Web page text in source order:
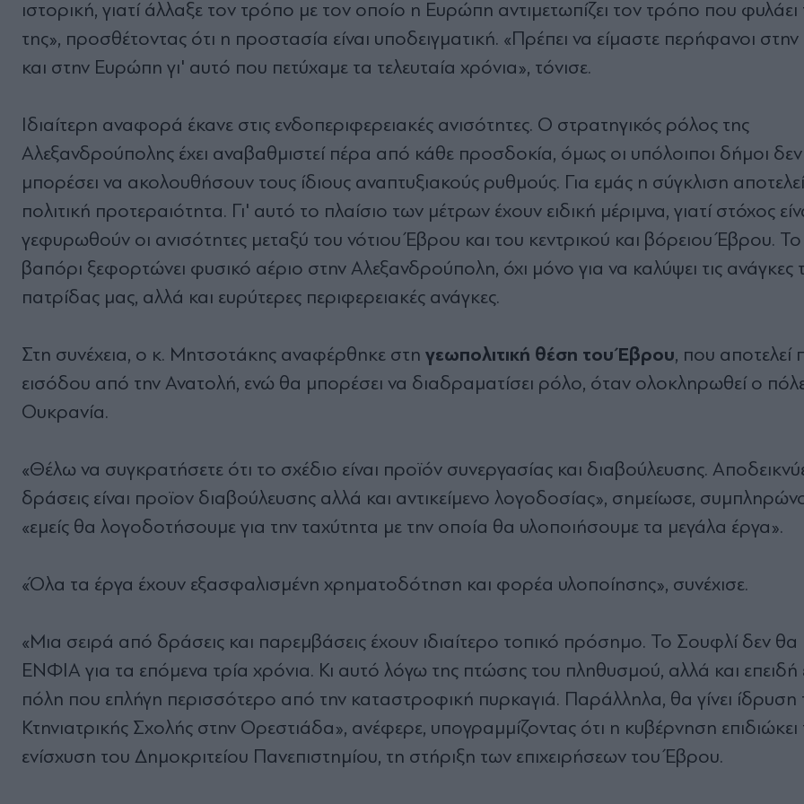
ιστορική, γιατί άλλαξε τον τρόπο με τον οποίο η Ευρώπη αντιμετωπίζει τον τρόπο που
της», προσθέτοντας ότι η προστασία είναι υποδειγματική. «Πρέπει να είμαστε περήφανοι
και στην Ευρώπη γι' αυτό που πετύχαμε τα τελευταία χρόνια», τόνισε.
Ιδιαίτερη αναφορά έκανε στις ενδοπεριφερειακές ανισότητες. Ο στρατηγικός ρόλος της
Αλεξανδρούπολης έχει αναβαθμιστεί πέρα από κάθε προσδοκία, όμως οι υπόλοιποι δήμοι
μπορέσει να ακολουθήσουν τους ίδιους αναπτυξιακούς ρυθμούς. Για εμάς η σύγκλιση
πολιτική προτεραιότητα. Γι' αυτό το πλαίσιο των μέτρων έχουν ειδική μέριμνα, γιατί στόχος
γεφυρωθούν οι ανισότητες μεταξύ του νότιου Έβρου και του κεντρικού και βόρειου Έβρου.
βαπόρι ξεφορτώνει φυσικό αέριο στην Αλεξανδρούπολη, όχι μόνο για να καλύψει τις ανάγκες
πατρίδας μας, αλλά και ευρύτερες περιφερειακές ανάγκες.
Στη συνέχεια, ο κ. Μητσοτάκης αναφέρθηκε στη γεωπολιτική θέση του Έβρου, που αποτελεί
εισόδου από την Ανατολή, ενώ θα μπορέσει να διαδραματίσει ρόλο, όταν ολοκληρωθεί ο
Ουκρανία.
«Θέλω να συγκρατήσετε ότι το σχέδιο είναι προϊόν συνεργασίας και διαβούλευσης.
δράσεις είναι προϊον διαβούλευσης αλλά και αντικείμενο λογοδοσίας», σημείωσε,
«εμείς θα λογοδοτήσουμε για την ταχύτητα με την οποία θα υλοποιήσουμε τα μεγάλα έργα».
«Όλα τα έργα έχουν εξασφαλισμένη χρηματοδότηση και φορέα υλοποίησης», συνέχισε.
«Μια σειρά από δράσεις και παρεμβάσεις έχουν ιδιαίτερο τοπικό πρόσημο. Το Σουφλί δεν
ΕΝΦΙΑ για τα επόμενα τρία χρόνια. Κι αυτό λόγω της πτώσης του πληθυσμού, αλλά και επειδή
πόλη που επλήγη περισσότερο από την καταστροφική πυρκαγιά. Παράλληλα, θα γίνει ίδρυση
Κτηνιατρικής Σχολής στην Ορεστιάδα», ανέφερε, υπογραμμίζοντας ότι η κυβέρνηση επιδιώκει
ενίσχυση του Δημοκριτείου Πανεπιστημίου, τη στήριξη των επιχειρήσεων του Έβρου.